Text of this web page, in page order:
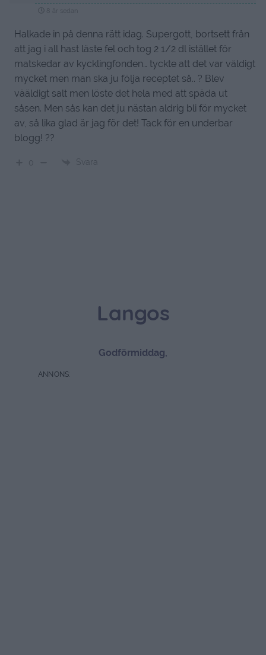
8 år sedan
Halkade in på denna rätt idag. Supergott, bortsett från
att jag i all hast läste fel och tog 2 1/2 dl istället för
matskedar av kycklingfonden… tyckte att det var väldigt
mycket men man ska ju följa receptet så.. ? Blev
vääldigt salt men löste det hela med att späda ut
såsen. Men sås kan det ju nästan aldrig bli för mycket
av, så lika glad är jag för det! Tack för en underbar
blogg! ??
Svara
Langos
Godförmiddag,